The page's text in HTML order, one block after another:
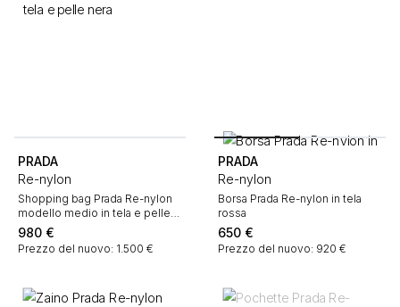
PRADA
Re-nylon
Shopping bag Prada Re-nylon
modello medio in tela e pelle
nera
980 €
Prezzo del nuovo: 1.500 €
PRADA
Re-nylon
Borsa Prada Re-nylon in tela
rossa
650 €
Prezzo del nuovo: 920 €